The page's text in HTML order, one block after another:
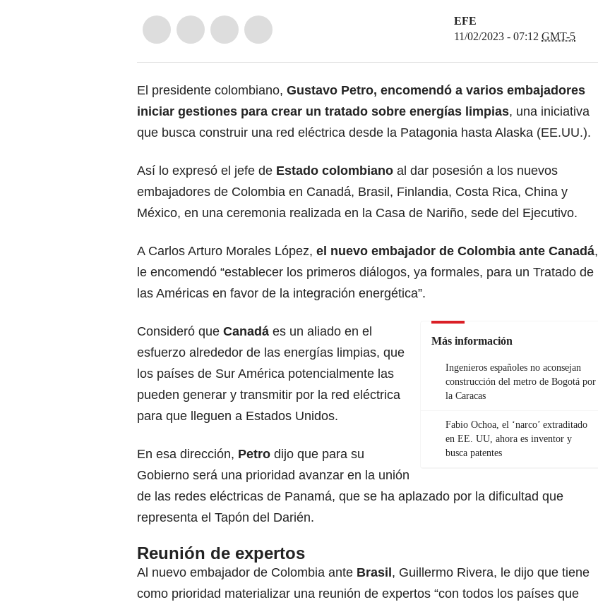
EFE
11/02/2023 - 07:12 GMT-5
El presidente colombiano, Gustavo Petro, encomendó a varios embajadores
iniciar gestiones para crear un tratado sobre energías limpias, una iniciativa
que busca construir una red eléctrica desde la Patagonia hasta Alaska (EE.UU.).
Así lo expresó el jefe de Estado colombiano al dar posesión a los nuevos
embajadores de Colombia en Canadá, Brasil, Finlandia, Costa Rica, China y
México, en una ceremonia realizada en la Casa de Nariño, sede del Ejecutivo.
A Carlos Arturo Morales López, el nuevo embajador de Colombia ante Canadá,
le encomendó “establecer los primeros diálogos, ya formales, para un Tratado de
las Américas en favor de la integración energética”.
Más información
Ingenieros españoles no aconsejan
construcción del metro de Bogotá por
la Caracas
Fabio Ochoa, el ‘narco’ extraditado
en EE. UU, ahora es inventor y
busca patentes
Consideró que Canadá es un aliado en el
esfuerzo alrededor de las energías limpias, que
los países de Sur América potencialmente las
pueden generar y transmitir por la red eléctrica
para que lleguen a Estados Unidos.
En esa dirección, Petro dijo que para su
Gobierno será una prioridad avanzar en la unión
de las redes eléctricas de Panamá, que se ha aplazado por la dificultad que
representa el Tapón del Darién.
Reunión de expertos
Al nuevo embajador de Colombia ante Brasil , Guillermo Rivera, le dijo que tiene
como prioridad materializar una reunión de expertos “con todos los países que